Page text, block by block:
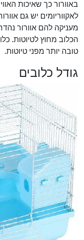
באוורור כך שאיכות
לאקווריומים יש גם
מעניקה להם אוורור
הכלוב מחוץ לטיוטות.
טובה יותר מפני טיוטות.
גודל כלובים